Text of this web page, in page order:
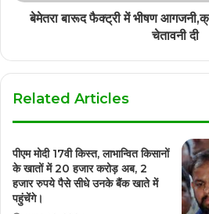
बेमेतरा बारूद फैक्ट्री में भीषण
चेतावनी दी
Related Articles
पीएम मोदी 17वी किस्त, लाभान्वित किसानों
के खातों में 20 हजार करोड़ अब, 2
हजार रुपये पैसे सीधे उनके बैंक खाते में
पहुंचेंगे।